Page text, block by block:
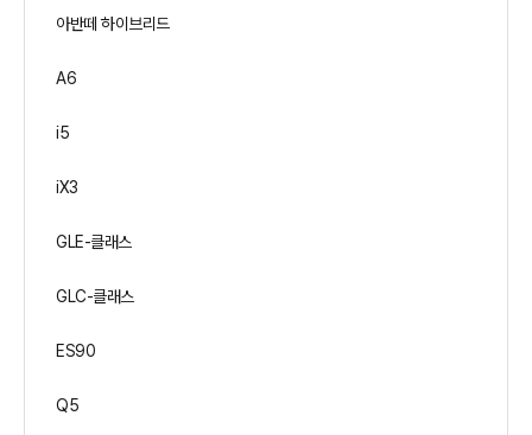
아반떼 하이브리드
A6
i5
iX3
GLE-클래스
GLC-클래스
ES90
Q5